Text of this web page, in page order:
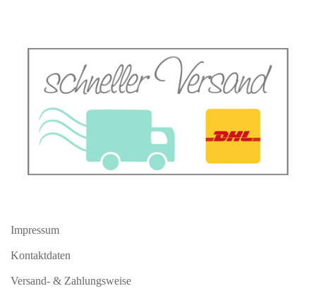
Impressum
Kontaktdaten
Versand- & Zahlungsweise